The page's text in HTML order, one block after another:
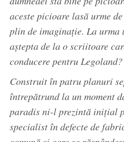
aceste picioare lasă urme
plin de imaginaţie. La urma
aştepta de la o scriitoare
conducere pentru Legoland?
Construit în patru planuri
întrepătrund la un moment
paradis ni-l prezintă iniţial
specialist în defecte de